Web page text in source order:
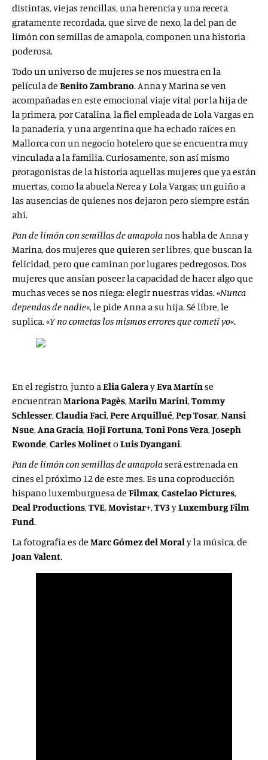
distintas, viejas rencillas, una herencia y una receta
gratamente recordada, que sirve de nexo, la del pan de
limón con semillas de amapola, componen una historia
poderosa.
Todo un universo de mujeres se nos muestra en la
película de Benito Zambrano. Anna y Marina se ven
acompañadas en este emocional viaje vital por la hija de
la primera, por Catalina, la fiel empleada de Lola Vargas en
la panadería, y una argentina que ha echado raíces en
Mallorca con un negocio hotelero que se encuentra muy
vinculada a la familia. Curiosamente, son así mismo
protagonistas de la historia aquellas mujeres que ya están
muertas, como la abuela Nerea y Lola Vargas; un guiño a
las ausencias de quienes nos dejaron pero siempre están
ahí.
Pan de limón con semillas de amapolanos habla de Anna y
Marina, dos mujeres que quieren ser libres, que buscan la
felicidad, pero que caminan por lugares pedregosos. Dos
mujeres que ansían poseer la capacidad de hacer algo que
muchas veces se nos niega: elegir nuestras vidas. «Nunca
dependas de nadie«, le pide Anna a su hija. Sé libre, le
suplica. «Y no cometas los mismos errores que cometí yo«.
En el registro, junto aElia GalerayEva Martínse
encuentranMariona Pagès,Marilu Marini,Tommy
Schlesser,Claudia Faci,Pere Arquillué,Pep Tosar,Nansi
Nsue,Ana Gracia,Hoji Fortuna,Toni Pons Vera,Joseph
Ewonde,Carles Molineto Luis Dyangani.
Pan de limón con semillas de amapolaserá estrenada en
cines el próximo 12 de este mes. Es una coproducción
hispano luxemburguesa de Filmax,Castelao Pictures,
DealProductions,TVE,Movistar+,TV3yLuxemburg Film
Fund.
La fotografía es de Marc Gómez del Moraly la música, de
Joan Valent.